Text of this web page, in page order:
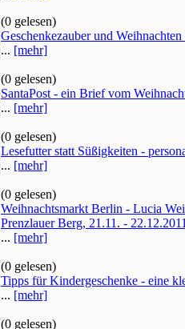
(0 gelesen)
Geschenkezauber und Weihnachten
... [mehr]
(0 gelesen)
SantaPost - ein Brief vom
... [mehr]
(0 gelesen)
Lesefutter statt Süßigkeiten -
... [mehr]
(0 gelesen)
Weihnachtsmarkt Berlin - Lucia
Prenzlauer Berg, 21.11. - 22.12.2011
... [mehr]
(0 gelesen)
Tipps für Kindergeschenke - eine
... [mehr]
(0 gelesen)